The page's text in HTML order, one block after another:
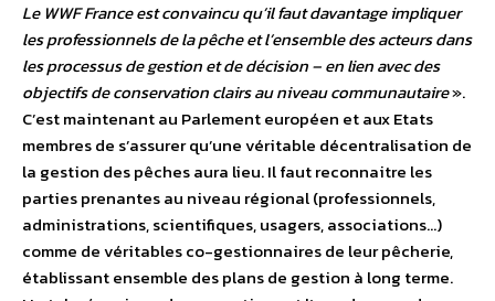
Le WWF France est convaincu qu’il faut davantage impliquer
les professionnels de la pêche et l’ensemble des acteurs dans
les processus de gestion et de décision – en lien avec des
objectifs de conservation clairs au niveau communautaire».
C’est maintenant au Parlement européen et aux Etats
membres de s’assurer qu’une véritable décentralisation de
la gestion des pêches aura lieu. Il faut reconnaitre les
parties prenantes au niveau régional (professionnels,
administrations, scientifiques, usagers, associations…)
comme de véritables co-gestionnaires de leur pêcherie,
établissant ensemble des plans de gestion à long terme.